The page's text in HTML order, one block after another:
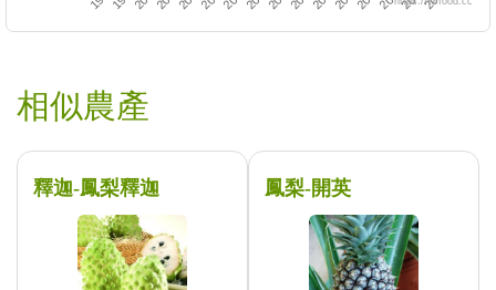
相似農產
釋迦-鳳梨釋迦 鳳梨-開英